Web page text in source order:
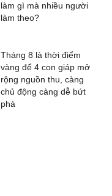
làm gì mà nhiều người
làm theo?
Tháng 8 là thời điểm
vàng để 4 con giáp mở
rộng nguồn thu, càng
chủ động càng dễ bứt
phá